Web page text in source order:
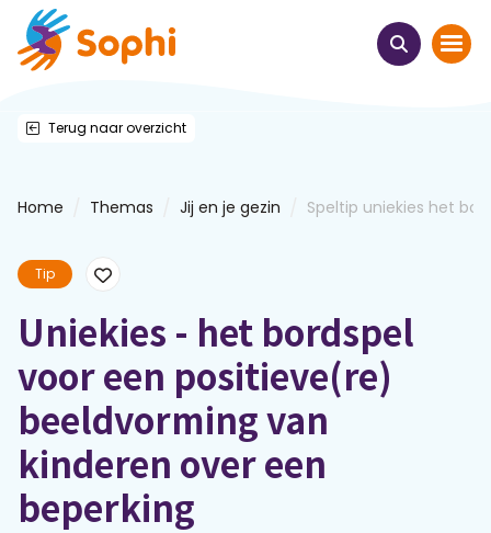
Thema's
Uit het hart
Webinars
E-learnings
Themabijeenkomsten
Terug naar overzicht
Home Themas Jij en je gezin Speltip uniekies het
Tip
Uniekies - het bordspel
voor een positieve(re)
beeldvorming van
kinderen over een
beperking